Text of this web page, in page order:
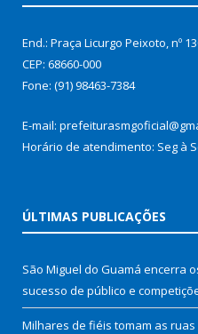
End.: Praça Licurgo Peixoto, nº
CEP: 68660-000
Fone: (91) 98463-7384
E-mail:
Horário de atendimento: Seg à
ÚLTIMAS PUBLICAÇÕES
São Miguel do Guamá encerra
sucesso de público e
Milhares de fiéis tomam as